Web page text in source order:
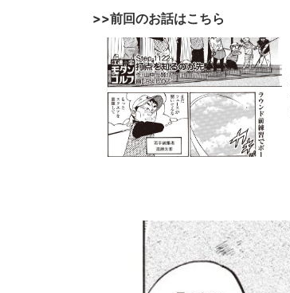
>>前回のお話はこちら